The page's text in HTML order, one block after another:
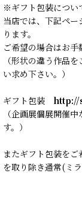
※ギフト包装につい
当店では、下記ペ
ります。
ご希望の場合はお手
（形状の違う作品
い求め下さい。）
ギフト包装
（企画展個展開催
す。）
またギフト包装を
を取り除き通常(ミ